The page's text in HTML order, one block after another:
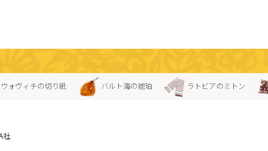
ウォヴィチの切り紙 バルト海の琥珀 ラトビアのミトン
社